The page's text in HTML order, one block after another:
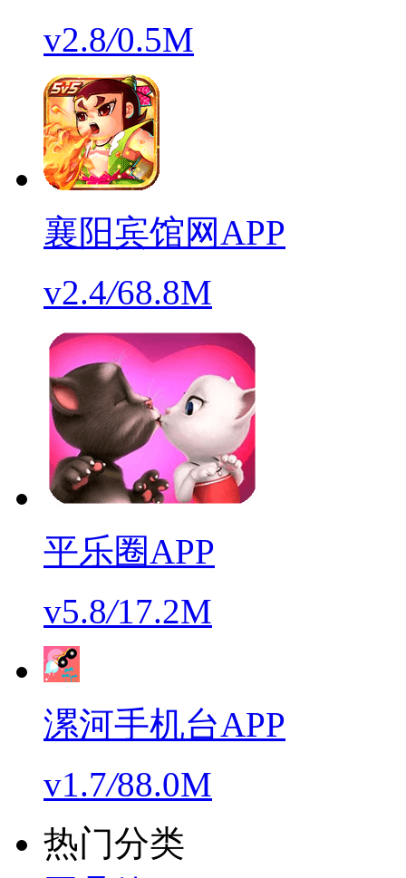
v2.8/0.5M
襄阳宾馆网APP
v2.4/68.8M
平乐圈APP
v5.8/17.2M
漯河手机台APP
v1.7/88.0M
热门分类